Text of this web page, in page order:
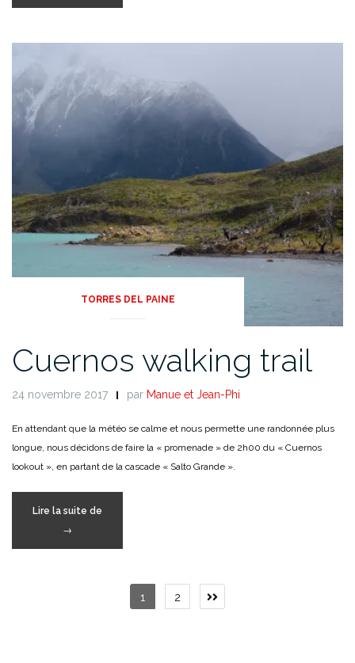
infernales »
TORRES DEL PAINE
Cuernos walking trail
24 novembre 2017 par Manue et Jean-Phi
En attendant que la météo se calme et nous permette une randonnée plus
longue, nous décidons de faire la « promenade » de 2h00 du « Cuernos
lookout », en partant de la cascade « Salto Grande ».
Lire la suite de
trail »
→
Pagination
1 2